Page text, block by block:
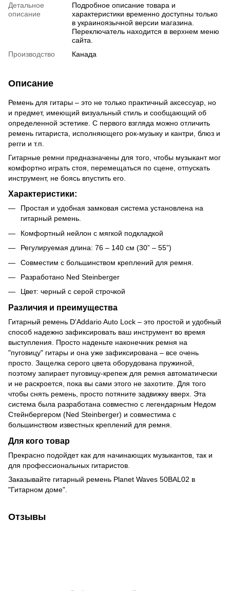
Детальное
описание
Подробное описание товара и
характеристики временно доступны только
в украиноязычной версии магазина.
Переключатель находится в верхнем меню
сайта.
Производство
Канада
Описание
Ремень для гитары – это не только практичный аксессуар, но
и предмет, имеющий визуальный стиль и сообщающий об
определенной эстетике. С первого взгляда можно отличить
ремень гитариста, исполняющего рок-музыку и кантри, блюз и
регги и т.п.
Гитарные ремни предназначены для того, чтобы музыкант мог
комфортно играть стоя, перемещаться по сцене, отпускать
инструмент, не боясь впустить его.
Характеристики:
Простая и удобная замковая система установлена на
гитарный ремень.
Комфортный нейлон с мягкой подкладкой
Регулируемая длина: 76 – 140 см (30” – 55”)
Совместим с большинством креплений для ремня.
Разработано Ned Steinberger
Цвет: черный с серой строчкой
Различия и преимущества
Гитарный ремень D'Addario Auto Lock – это простой и удобный
способ надежно зафиксировать ваш инструмент во время
выступления. Просто наденьте наконечник ремня на
"пуговицу" гитары и она уже зафиксирована – все очень
просто. Защелка серого цвета оборудована пружиной,
поэтому запирает пуговицу-крепеж для ремня автоматически
и не раскроется, пока вы сами этого не захотите. Для того
чтобы снять ремень, просто потяните задвижку вверх. Эта
система была разработана совместно с легендарным Недом
Стейнбергером (Ned Steinberger) и совместима с
большинством известных креплений для ремня.
Для кого товар
Прекрасно подойдет как для начинающих музыкантов, так и
для профессиональных гитаристов.
Заказывайте гитарный ремень Planet Waves 50BAL02 в
"Гитарном доме".
Отзывы